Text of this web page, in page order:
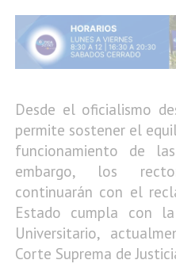
Desde el oficialismo
permite sostener el
funcionamiento de
embargo, los
continuarán con el
Estado cumpla con la
Universitario,
Corte Suprema de